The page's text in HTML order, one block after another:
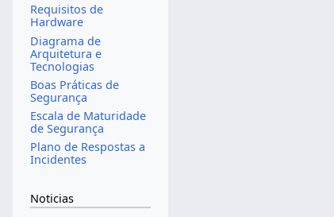
Requisitos de
Hardware
Diagrama de
Arquitetura e
Tecnologias
Boas Práticas de
Segurança
Escala de Maturidade
de Segurança
Plano de Respostas a
Incidentes
Noticias